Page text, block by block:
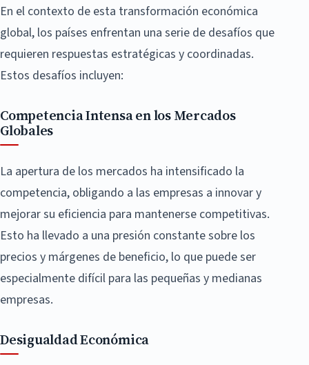
En el contexto de esta transformación económica
global, los países enfrentan una serie de desafíos que
requieren respuestas estratégicas y coordinadas.
Estos desafíos incluyen:
Competencia Intensa en los Mercados
Globales
La apertura de los mercados ha intensificado la
competencia, obligando a las empresas a innovar y
mejorar su eficiencia para mantenerse competitivas.
Esto ha llevado a una presión constante sobre los
precios y márgenes de beneficio, lo que puede ser
especialmente difícil para las pequeñas y medianas
empresas.
Desigualdad Económica